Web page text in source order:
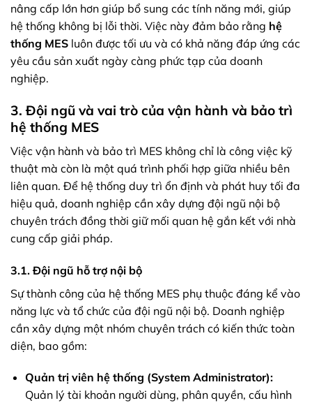
nâng cấp lớn hơn giúp bổ sung các tính năng mới, giúp
hệ thống không bị lỗi thời. Việc này đảm bảo rằng hệ
thống MES luôn được tối ưu và có khả năng đáp ứng các
yêu cầu sản xuất ngày càng phức tạp của doanh
nghiệp.
3. Đội ngũ và vai trò của vận hành và bảo trì
hệ thống MES
Việc vận hành và bảo trì MES không chỉ là công việc kỹ
thuật mà còn là một quá trình phối hợp giữa nhiều bên
liên quan. Để hệ thống duy trì ổn định và phát huy tối đa
hiệu quả, doanh nghiệp cần xây dựng đội ngũ nội bộ
chuyên trách đồng thời giữ mối quan hệ gắn kết với nhà
cung cấp giải pháp.
3.1. Đội ngũ hỗ trợ nội bộ
Sự thành công của hệ thống MES phụ thuộc đáng kể vào
năng lực và tổ chức của đội ngũ nội bộ. Doanh nghiệp
cần xây dựng một nhóm chuyên trách có kiến thức toàn
diện, bao gồm:
Quản trị viên hệ thống (System Administrator):
Quản lý tài khoản người dùng, phân quyền, cấu hình